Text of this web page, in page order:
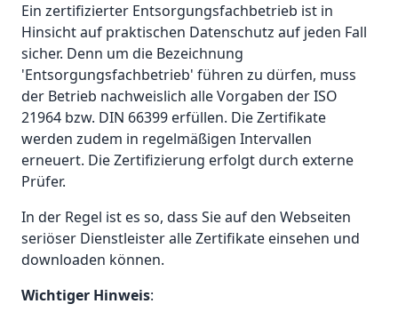
Ein zertifizierter Entsorgungsfachbetrieb ist in
Hinsicht auf praktischen Datenschutz auf jeden Fall
sicher. Denn um die Bezeichnung
'Entsorgungsfachbetrieb' führen zu dürfen, muss
der Betrieb nachweislich alle Vorgaben der ISO
21964 bzw. DIN 66399 erfüllen. Die Zertifikate
werden zudem in regelmäßigen Intervallen
erneuert. Die Zertifizierung erfolgt durch externe
Prüfer.
In der Regel ist es so, dass Sie auf den Webseiten
seriöser Dienstleister alle Zertifikate einsehen und
downloaden können.
Wichtiger Hinweis: